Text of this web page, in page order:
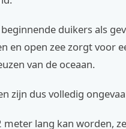
duikers als
en open zee zorgt voor
van de oceaan.
zijn dus volledig
meter lang kan worden,